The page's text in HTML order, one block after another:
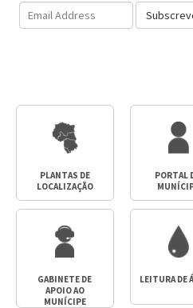
Address
PLANTAS DE
LOCALIZAÇÃO
PORTAL
GABINETE DE
APOIO AO
MUNÍCIPE
LEITURA DE